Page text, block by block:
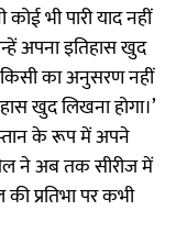
भी पारी याद नहीं
अपना इतिहास खुद
का अनुसरण नहीं
खुद लिखना होगा।’
के रूप में अपने
ने अब तक सीरीज में
प्रतिभा पर कभी